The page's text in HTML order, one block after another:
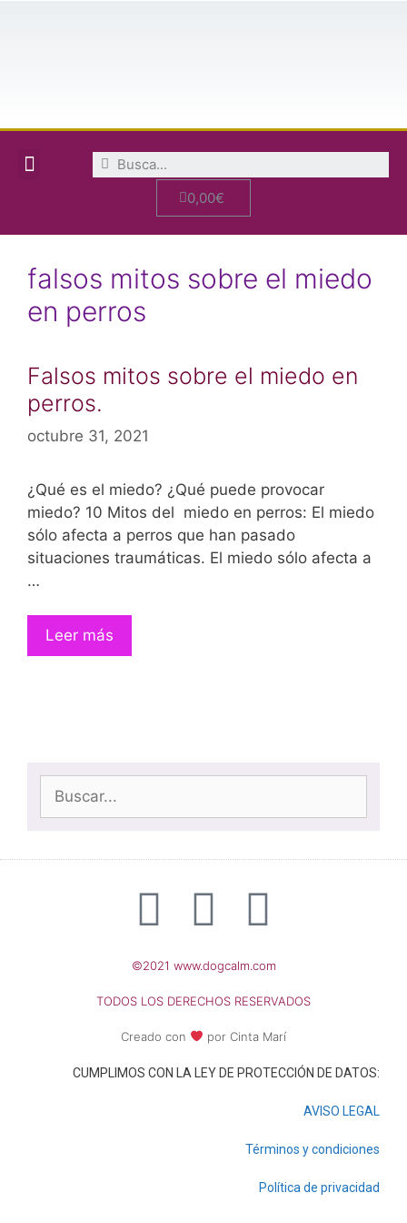
0,00€
falsos mitos sobre el miedo
en perros
Falsos mitos sobre el miedo en
perros.
octubre 31, 2021
¿Qué es el miedo? ¿Qué puede provocar
miedo? 10 Mitos del miedo en perros: El miedo
sólo afecta a perros que han pasado
situaciones traumáticas. El miedo sólo afecta a
…
Leer más
©2021 www.dogcalm.com
TODOS LOS DERECHOS RESERVADOS
Creado con por Cinta Marí
CUMPLIMOS CON LA LEY DE PROTECCIÓN DE DATOS:
AVISO LEGAL
Términos y condiciones
Política de privacidad